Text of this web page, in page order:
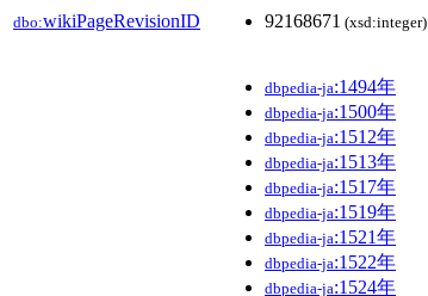
dbo:wikiPageRevisionID 92168671 (xsd:integer)
dbpedia-ja:1494年
dbpedia-ja:1500年
dbpedia-ja:1512年
dbpedia-ja:1513年
dbpedia-ja:1517年
dbpedia-ja:1519年
dbpedia-ja:1521年
dbpedia-ja:1522年
dbpedia-ja:1524年